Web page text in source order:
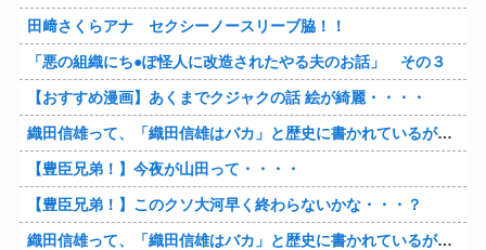
田﨑さくらアナ セクシーノースリーブ脇！！
「悪の組織にち●ぽ怪人に改造されたやる夫のお話」 その３
【おすすめ漫画】あくまでクジャクの話 絵が綺麗・・・・
織田信雄って、「織田信雄はバカ」と歴史に書かれているが今まで家が残っているんでバカではないよな？
【豊臣兄弟！】今夜が山田って・・・・
【豊臣兄弟！】このクソ大河早く終わらないかな・・・？
織田信雄って、「織田信雄はバカ」と歴史に書かれているが今まで家が残っているんでバカではないよな？